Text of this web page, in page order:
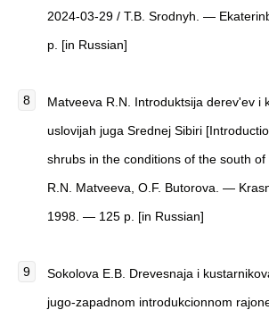
2024-03-29 / T.B. Srodnyh. —
p. [in Russian]
Matveeva R.N. Introduktsija derev'ev i
uslovijah juga Srednej Sibiri
shrubs in the conditions of the south
R.N. Matveeva, O.F. Butorova. —
1998. — 125 p. [in Russian]
Sokolova E.B. Drevesnaja i
jugo-zapadnom introdukcionnom